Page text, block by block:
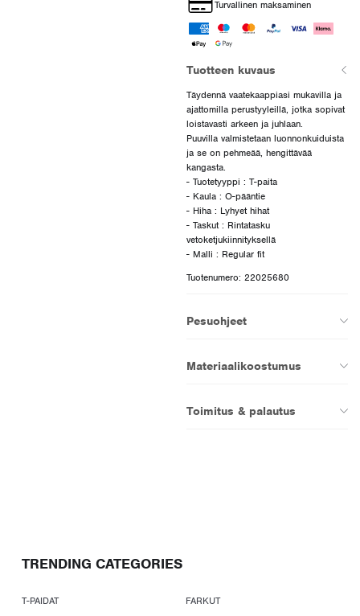
Turvallinen maksaminen
Tuotteen kuvaus
Täydennä vaatekaappiasi mukavilla ja
ajattomilla perustyyleillä, jotka sopivat
loistavasti arkeen ja juhlaan.
Puuvilla valmistetaan luonnonkuiduista
ja se on pehmeää, hengittävää
kangasta.
- Tuotetyyppi : T-paita
- Kaula : O-pääntie
- Hiha : Lyhyet hihat
- Taskut : Rintatasku
vetoketjukiinnityksellä
- Malli : Regular fit
Tuotenumero: 22025680
Pesuohjeet
Materiaalikoostumus
Toimitus & palautus
TRENDING CATEGORIES
T-PAIDAT
FARKUT